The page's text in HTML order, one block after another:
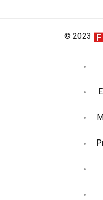
© 2023